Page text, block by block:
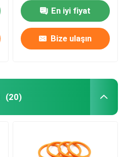
En iyi fiyat
Bize ulaşın
(20)